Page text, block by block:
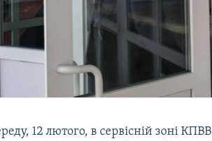
12 лютого, в сервісній зоні